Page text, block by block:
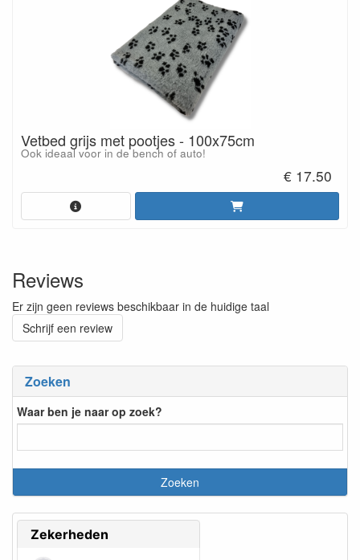
Zoeken
Waar ben je naar op zoek?
Vetbed grijs met pootjes - 100x75cm
Ook ideaal voor in de bench of auto!
€ 17.50
Reviews
Er zijn geen reviews beschikbaar in de huidige taal
Schrijf een review